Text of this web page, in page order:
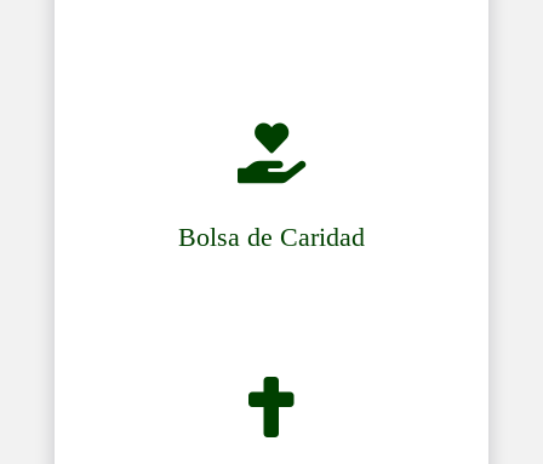

Bolsa de Caridad
